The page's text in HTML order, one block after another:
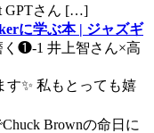
GPTさん […]
に学ぶ本 | ジャズギ
❶-1 井上智さん×高
す✨ 私もとっても嬉
Brownの命日に